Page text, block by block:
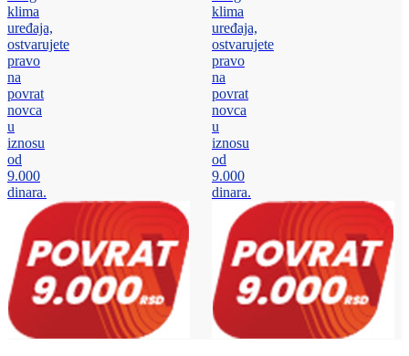
klima
uređaja,
ostvarujete
pravo
na
povrat
novca
u
iznosu
od
9.000
dinara.
klima
uređaja,
ostvarujete
pravo
na
povrat
novca
u
iznosu
od
9.000
dinara.